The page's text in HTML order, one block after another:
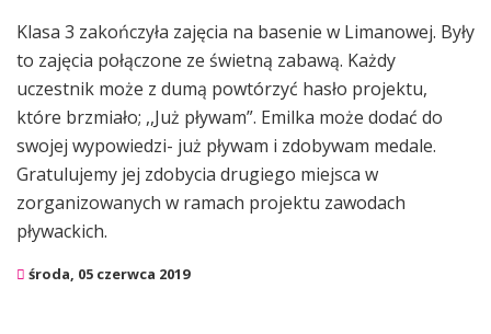
Klasa 3 zakończyła zajęcia na basenie w Limanowej. Były
to zajęcia połączone ze świetną zabawą. Każdy
uczestnik może z dumą powtórzyć hasło projektu,
które brzmiało; ,,Już pływam”. Emilka może dodać do
swojej wypowiedzi- już pływam i zdobywam medale.
Gratulujemy jej zdobycia drugiego miejsca w
zorganizowanych w ramach projektu zawodach
pływackich.
środa, 05 czerwca 2019